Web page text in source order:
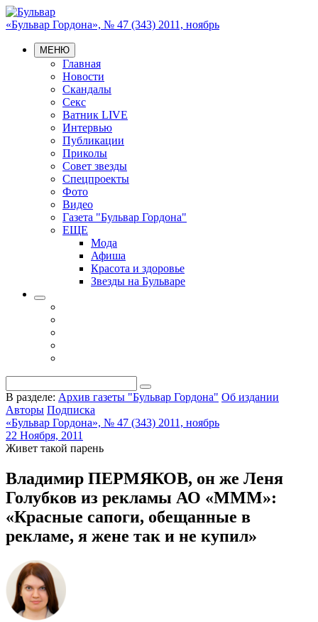
«Бульвар Гордона», № 47 (343) 2011, ноябрь
МЕНЮ
Главная
Новости
Скандалы
Секс
Ватник LIVE
Интервью
Публикации
Приколы
Совет звезды
Спецпроекты
Фото
Видео
Газета "Бульвар Гордона"
ЕЩЕ
Мода
Афиша
Красота и здоровье
Звезды на Бульваре
В разделе: Архив газеты "Бульвар Гордона" Об издании
Авторы Подписка
«Бульвар Гордона», № 47 (343) 2011, ноябрь
22 Ноября, 2011
Живет такой парень
Владимир ПЕРМЯКОВ, он же Леня
Голубков из рекламы АО «МММ»:
«Красные сапоги, обещанные в
рекламе, я жене так и не купил»